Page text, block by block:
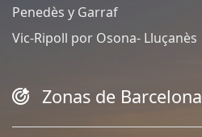
Penedès y Garraf
Vic-Ripoll por Osona- Lluçanès
Zonas de Barcelona